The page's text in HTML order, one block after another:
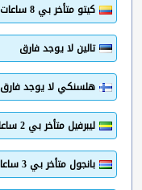
كيتو متأخر بي 8 ساعات
تالين لا يوجد فارق
هلسنكي لا يوجد فارق
ليبرفيل متأخر بي 2 ساعات
بانجول متأخر بي 3 ساعات